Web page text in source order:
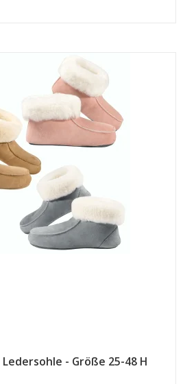
- Größe 25-48 H